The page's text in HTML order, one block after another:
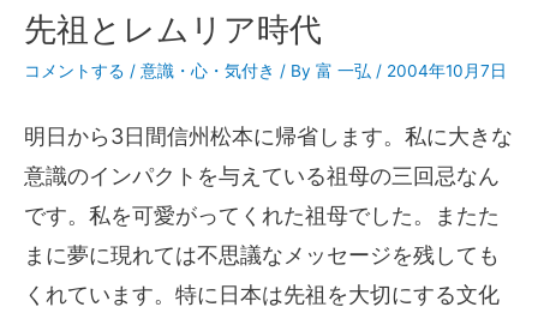
k
a
m
先祖とレムリア時代
コメントする / 意識・心・気付き / By 富 一弘 / 2004年10月7日
明日から3日間信州松本に帰省します。私に大きな
意識のインパクトを与えている祖母の三回忌なん
です。私を可愛がってくれた祖母でした。またた
まに夢に現れては不思議なメッセージを残しても
くれています。特に日本は先祖を大切にする文化